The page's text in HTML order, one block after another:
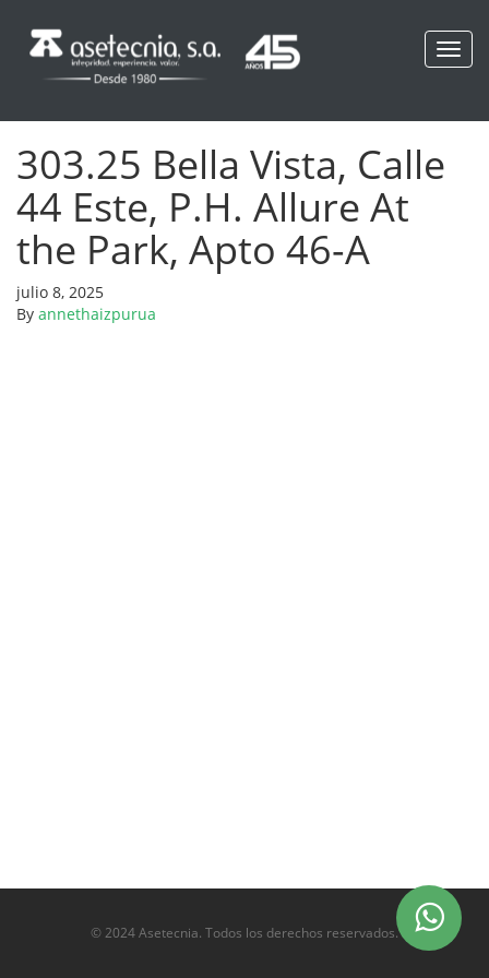
303.25 Bella Vista, Calle
44 Este, P.H. Allure At
the Park, Apto 46-A
julio 8, 2025
By annethaizpurua
© 2024 Asetecnia. Todos los derechos reservados.